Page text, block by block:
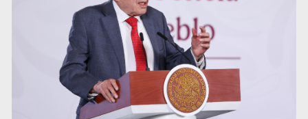
Advierten retrocesos en transparencia tras desaparición
del INAI